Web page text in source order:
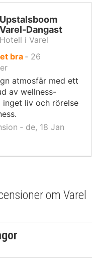
Upstalsboom
Varel-Dangast
Hotell i Varel
bra ‐ 26
atmosfär med ett
av wellness-
inget liv och rörelse
‐ de, 18 Jan
om Varel